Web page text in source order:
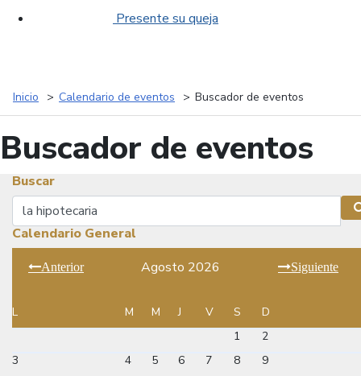
Presente su queja
Inicio Calendario de eventos Buscador de eventos
Buscador de eventos
Buscar
Buscar
Calendario General
Anterior Agosto 2026 Siguiente
L M M J V S
D
1
2
3
4 5 6 7 8
9